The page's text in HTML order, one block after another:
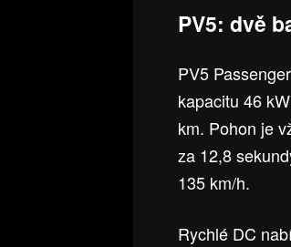
PV5: dvě
PV5 Passenger
kapacitu 46
km. Pohon je
za 12,8
135 km/h.
Rychlé DC